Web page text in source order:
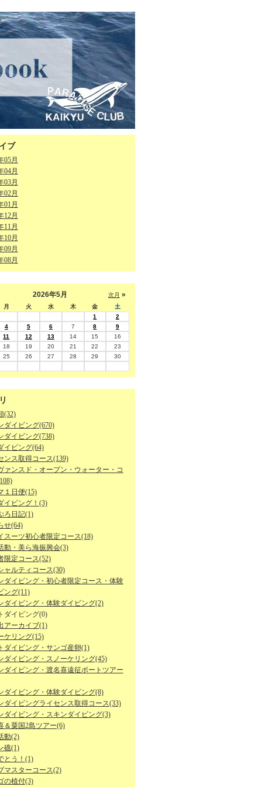
ブ
05月
04月
03月
02月
01月
12月
11月
10月
09月
08月
次月 »
2026年5月
月 火 水 木 金
土
1
2
4 5 6 7 8
9
11 12 13 14 15
16
18 19 20 21 22
23
25 26 27 28 29
30
(32)
ダイビング(670)
ダイビング(738)
イビング(64)
ンス取得コース(139)
ァンスド・オープン・ウォーター・コ
１日便(15)
イビング！(3)
ろ日記(1)
せ(64)
スーツ初心者限定コース(18)
動・美ら海振興会(3)
限定コース(52)
ャルティコース(30)
ダイビング・初心者限定コース・体験
ング(11)
ダイビング・体験ダイビング(2)
ダイビング(0)
アーカイブ(1)
ケリング(15)
ダイビング・サンゴ産卵(1)
ダイビング・スノーケリング(45)
ダイビング・渡名喜遠征ボートツアー
ダイビング・体験ダイビング(8)
ダイビングライセンス取得コース(33)
ダイビング・スキンダイビング(3)
＆粟国2島ツアー(6)
動(2)
礁(1)
とう！(1)
マスターコース(2)
の植付(3)